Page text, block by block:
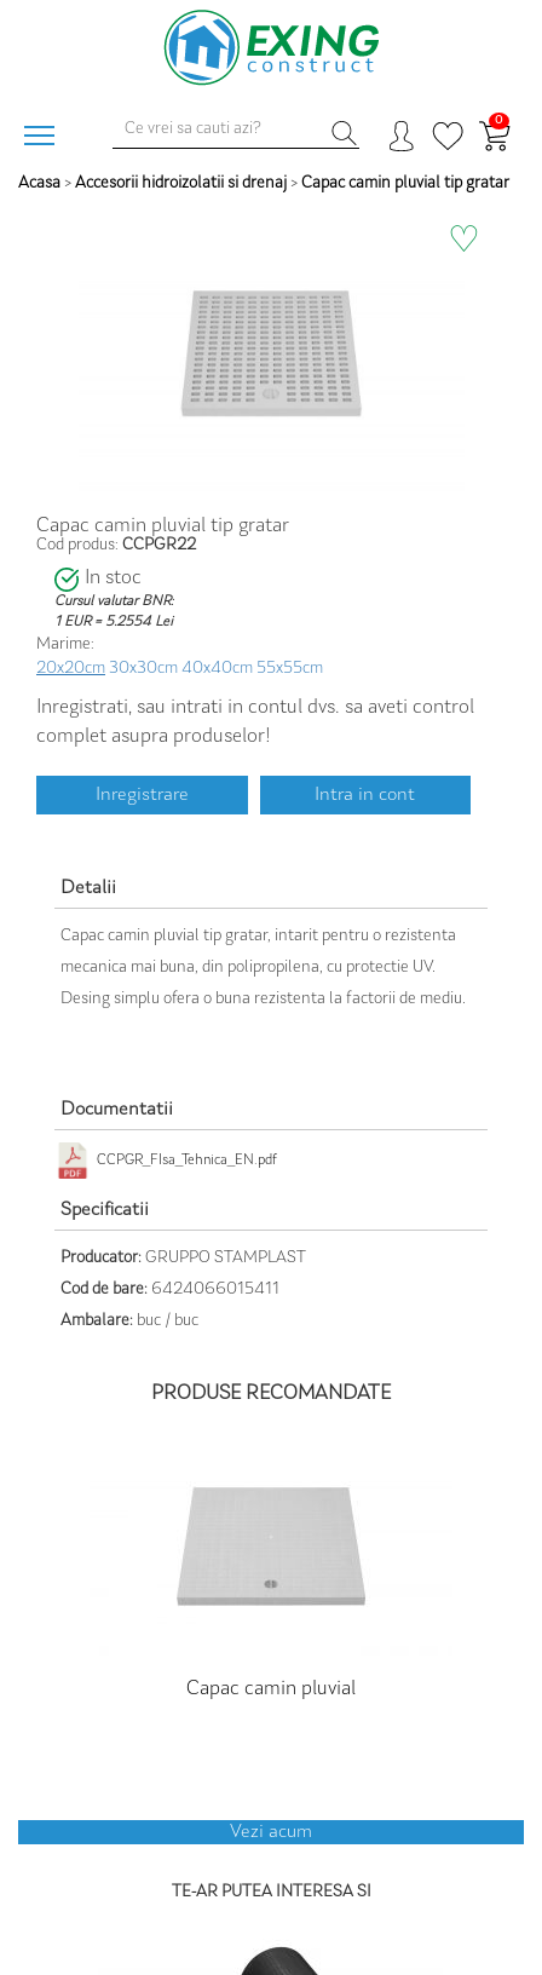
0
Acasa > Accesorii hidroizolatii si drenaj > Capac camin pluvial tip gratar
♡
Capac camin pluvial tip gratar
Cod produs: CCPGR22
In stoc
Cursul valutar BNR:
1 EUR = 5.2554 Lei
Marime:
20x20cm 30x30cm 40x40cm 55x55cm
Inregistrati, sau intrati in contul dvs. sa aveti control
complet asupra produselor!
Inregistrare Intra in cont
Detalii
Capac camin pluvial tip gratar, intarit pentru o rezistenta
mecanica mai buna, din polipropilena, cu protectie UV.
Desing simplu ofera o buna rezistenta la factorii de mediu.
Documentatii
CCPGR_FIsa_Tehnica_EN.pdf
Specificatii
Producator: GRUPPO STAMPLAST
Cod de bare: 6424066015411
Ambalare: buc / buc
PRODUSE RECOMANDATE
Capac camin pluvial
Vezi acum
TE-AR PUTEA INTERESA SI